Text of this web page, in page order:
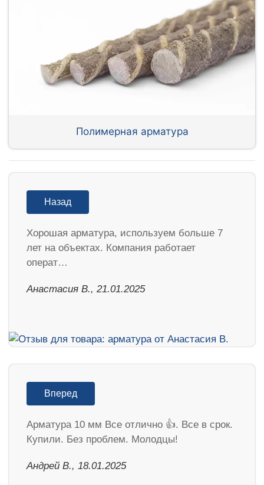
Полимерная арматура
Назад
Хорошая арматура, используем больше 7
лет на объектах. Компания работает
операт…
Анастасия В., 21.01.2025
Вперед
Арматура 10 мм Все отлично 👍. Все в срок.
Купили. Без проблем. Молодцы!
Андрей В., 18.01.2025